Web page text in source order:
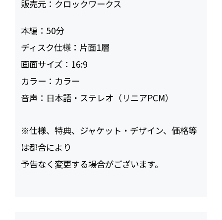
販売元： クロックワークス
本編： 50
ディスク仕様： 片面1層
画面サイズ： 16:9
カラー： カラー
音声： 日本語・ステレオ（リニアPCM）
※仕様、特典、ジャケット・デザイン、価格等
は都合により
予告なく変更する場合がございます。